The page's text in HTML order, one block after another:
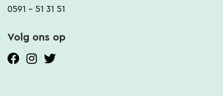
0591 - 51 31 51
Volg ons op